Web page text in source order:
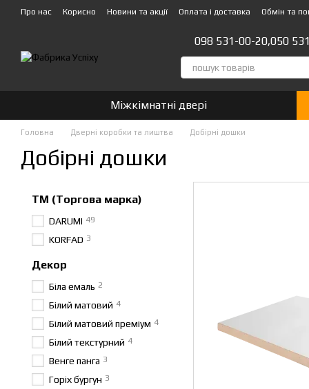
Перейти до основного контенту
Про нас Корисно Новини та акції Оплата і доставка
Обмін та
098 531-00-20,050
Міжкімнатні двері
Головна Дверні коробки та лиштва Добірні дошки
Добірні дошки
ТМ (Торгова марка)
DARUMI 49
KORFAD 3
Декор
Біла емаль 2
Білий матовий 4
Білий матовий преміум 4
Білий текстурний 4
Венге панга 3
Горіх бургун 3